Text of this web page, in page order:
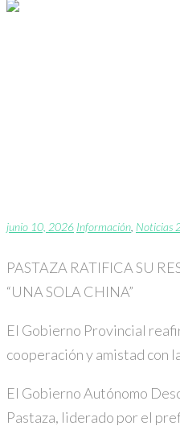
junio 10, 2026 Información Noticias
PASTAZA RATIFICA SU
“UNA SOLA CHINA”
El Gobierno Provincial
cooperación y amistad con
El Gobierno Autónomo
Pastaza, liderado por el